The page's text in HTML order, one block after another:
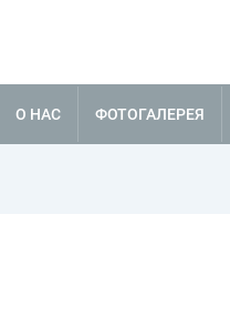
О НАС ФОТОГАЛЕРЕЯ